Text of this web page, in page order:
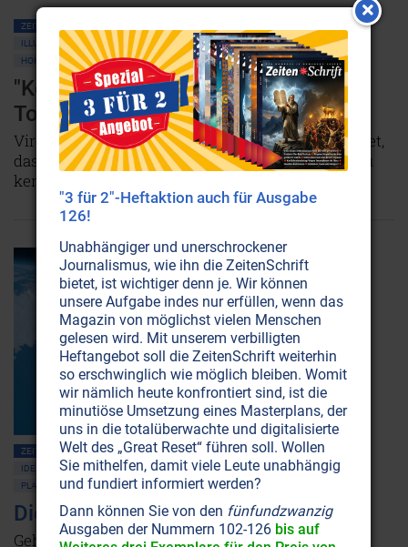
ZEITENSCHRIFT NR. 4, S.59
ILLUMINATEN • BILDERBERGER • GEHEIMLOGEN
VERSCHWÖRUNGSTHEORIEN
HOHLE PLANETEN • HOHLE ERDE
UFOS
"Kennedy wollte reden - das war sein
Todesurteil"
Virgil Armstrong, ehemaliger CIA-Agent, behauptet,
das Motiv für die Ermordung John F. Kennedys zu
kennen.
ZEITENSCHRIFT NR. 1, S.5
HOHLE PLANETEN • HOHLE ERDE
IDEALE WELTEN • GARTEN EDEN
KULTE • MYTHOLOGIE
SHAMBALLAH
PLANET ERDE • UMWELTSCHUTZ
HOHLE ERDE • PLANETEN
Die Erde ist hohl
Geheimgehaltene NASA-Aufnahmen zeigen: An
"3 für 2"-Heftaktion auch für Ausgabe
126!
Unabhängiger und unerschrockener
Journalismus, wie ihn die ZeitenSchrift
bietet, ist wichtiger denn je. Wir können
unsere Aufgabe indes nur erfüllen, wenn das
Magazin von möglichst vielen Menschen
gelesen wird. Mit unserem verbilligten
Heftangebot soll die ZeitenSchrift weiterhin
so erschwinglich wie möglich bleiben. Womit
wir nämlich heute konfrontiert sind, ist die
minutiöse Umsetzung eines Masterplans, der
uns in die totalüberwachte und digitalisierte
Welt des „Great Reset“ führen soll. Wollen
Sie mithelfen, damit viele Leute unabhängig
und fundiert informiert werden?
Dann können Sie von den fünfundzwanzig
Ausgaben der Nummern 102-126 bis auf